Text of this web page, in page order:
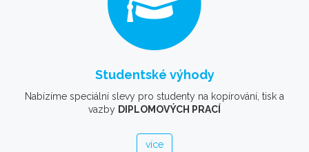
Studentské výhody
Nabízíme speciální slevy pro studenty na kopírování, tisk a
vazby DIPLOMOVÝCH PRACÍ
více